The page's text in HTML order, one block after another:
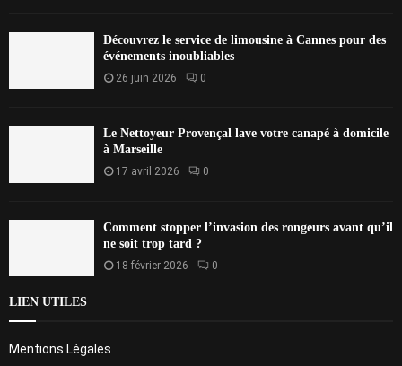
Découvrez le service de limousine à Cannes pour des
événements inoubliables
26 juin 2026 0
Le Nettoyeur Provençal lave votre canapé à domicile
à Marseille
17 avril 2026 0
Comment stopper l’invasion des rongeurs avant qu’il
ne soit trop tard ?
18 février 2026 0
LIEN UTILES
Mentions Légales